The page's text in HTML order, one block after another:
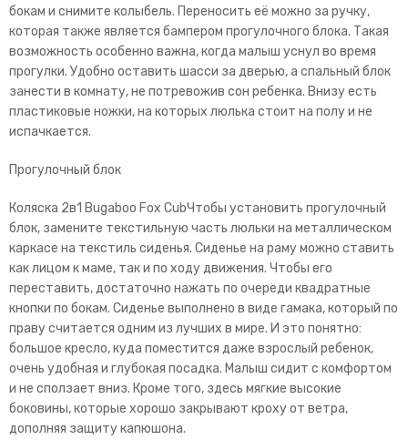
бокам и снимите колыбель. Переносить её можно за ручку,
которая также является бампером прогулочного блока. Такая
возможность особенно важна, когда малыш уснул во время
прогулки. Удобно оставить шасси за дверью, а спальный блок
занести в комнату, не потревожив сон ребенка. Внизу есть
пластиковые ножки, на которых люлька стоит на полу и не
испачкается.
Прогулочный блок
Коляска 2в1 Bugaboo Fox CubЧтобы установить прогулочный
блок, замените текстильную часть люльки на металлическом
каркасе на текстиль сиденья. Сиденье на раму можно ставить
как лицом к маме, так и по ходу движения. Чтобы его
переставить, достаточно нажать по очереди квадратные
кнопки по бокам. Сиденье выполнено в виде гамака, который по
праву считается одним из лучших в мире. И это понятно:
большое кресло, куда поместится даже взрослый ребенок,
очень удобная и глубокая посадка. Малыш сидит с комфортом
и не сползает вниз. Кроме того, здесь мягкие высокие
боковины, которые хорошо закрывают кроху от ветра,
дополняя защиту капюшона.